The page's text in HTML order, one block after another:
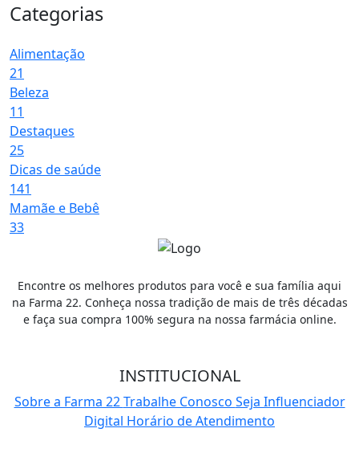
Categorias
Alimentação
21
Beleza
11
Destaques
25
Dicas de saúde
141
Mamãe e Bebê
33
Encontre os melhores produtos para você e sua família aqui
na Farma 22. Conheça nossa tradição de mais de três décadas
e faça sua compra 100% segura na nossa farmácia online.
INSTITUCIONAL
Sobre a Farma 22Trabalhe Conosco Seja Influenciador
Digital Horário de Atendimento